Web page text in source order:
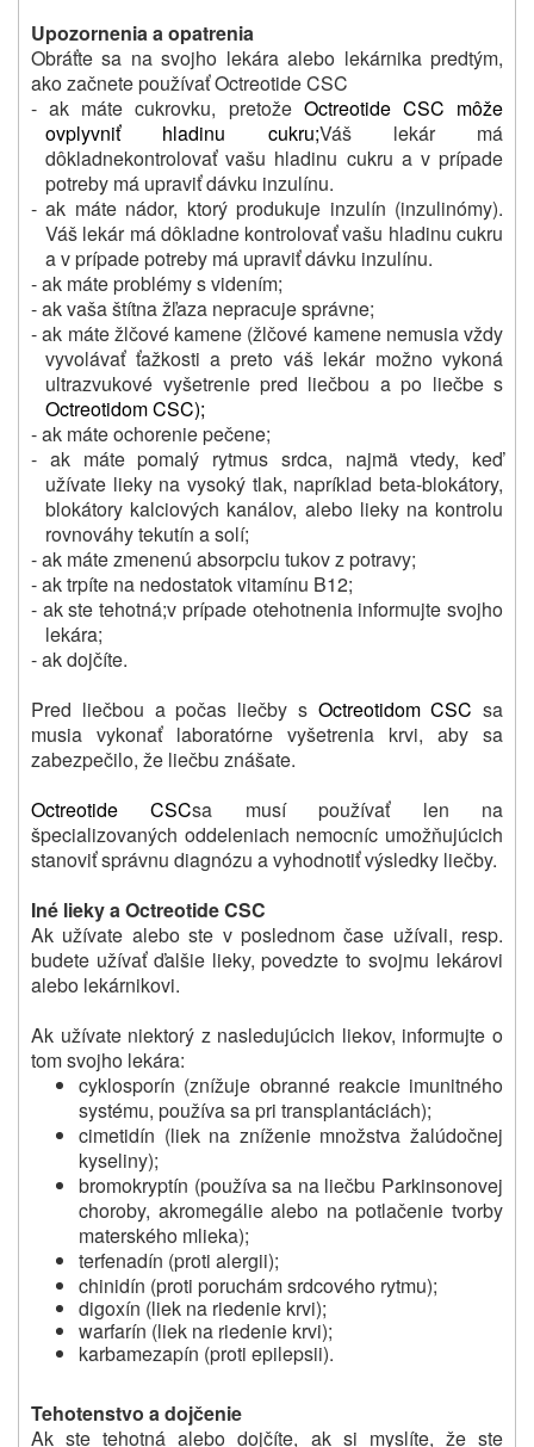
Upozornenia a opatrenia
Obráťte sa na svojho lekára alebo lekárnika predtým,
ako začnete používať Octreotide CSC
- ak máte cukrovku, pretože Octreotide CSC môže
ovplyvniť hladinu cukru;Váš lekár má
dôkladnekontrolovať vašu hladinu cukru a v prípade
potreby má upraviť dávku inzulínu.
- ak máte nádor, ktorý produkuje inzulín (inzulinómy).
Váš lekár má dôkladne kontrolovať vašu hladinu cukru
a v prípade potreby má upraviť dávku inzulínu.
- ak máte problémy s videním;
- ak vaša štítna žľaza nepracuje správne;
- ak máte žlčové kamene (žlčové kamene nemusia vždy
vyvolávať ťažkosti a preto váš lekár možno vykoná
ultrazvukové vyšetrenie pred liečbou a po liečbe s
Octreotidom CSC);
- ak máte ochorenie pečene;
- ak máte pomalý rytmus srdca, najmä vtedy, keď
užívate lieky na vysoký tlak, napríklad beta-blokátory,
blokátory kalciových kanálov, alebo lieky na kontrolu
rovnováhy tekutín a solí;
- ak máte zmenenú absorpciu tukov z potravy;
- ak trpíte na nedostatok vitamínu B12;
- ak ste tehotná;v prípade otehotnenia informujte svojho
lekára;
- ak dojčíte.
Pred liečbou a počas liečby s Octreotidom CSC sa
musia vykonať laboratórne vyšetrenia krvi, aby sa
zabezpečilo, že liečbu znášate.
Octreotide CSCsa musí používať len na
špecializovaných oddeleniach nemocníc umožňujúcich
stanoviť správnu diagnózu a vyhodnotiť výsledky liečby.
Iné lieky a Octreotide CSC
Ak užívate alebo ste v poslednom čase užívali, resp.
budete užívať ďalšie lieky, povedzte to svojmu lekárovi
alebo lekárnikovi.
Ak užívate niektorý z nasledujúcich liekov, informujte o
tom svojho lekára:
cyklosporín (znížuje obranné reakcie imunitného
systému, používa sa pri transplantáciách);
cimetidín (liek na zníženie množstva žalúdočnej
kyseliny);
bromokryptín (používa sa na liečbu Parkinsonovej
choroby, akromegálie alebo na potlačenie tvorby
materského mlieka);
terfenadín (proti alergii);
chinidín (proti poruchám srdcového rytmu);
digoxín (liek na riedenie krvi);
warfarín (liek na riedenie krvi);
karbamezapín (proti epilepsii).
Tehotenstvo a dojčenie
Ak ste tehotná alebo dojčíte, ak si myslíte, že ste